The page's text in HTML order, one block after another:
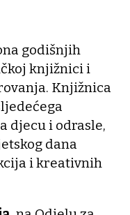
godišnjih
knjižnici i
Knjižnica
djecu i odrasle,
dana
i kreativnih